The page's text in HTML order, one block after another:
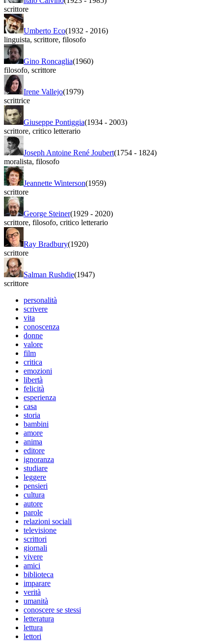
scrittore
Umberto Eco(1932 - 2016)
linguista, scrittore, filosofo
Gino Roncaglia(1960)
filosofo, scrittore
Irene Vallejo(1979)
scrittrice
Giuseppe Pontiggia(1934 - 2003)
scrittore, critico letterario
Joseph Antoine René Joubert(1754 - 1824)
moralista, filosofo
Jeannette Winterson(1959)
scrittore
George Steiner(1929 - 2020)
scrittore, filosofo, critico letterario
Ray Bradbury(1920)
scrittore
Salman Rushdie(1947)
scrittore
personalità
scrivere
vita
conoscenza
donne
valore
film
critica
emozioni
libertà
felicità
esperienza
casa
storia
bambini
amore
anima
editore
ignoranza
studiare
leggere
pensieri
cultura
autore
parole
relazioni sociali
televisione
scrittori
giornali
vivere
amici
biblioteca
imparare
verità
umanità
conoscere se stessi
letteratura
lettura
lettori